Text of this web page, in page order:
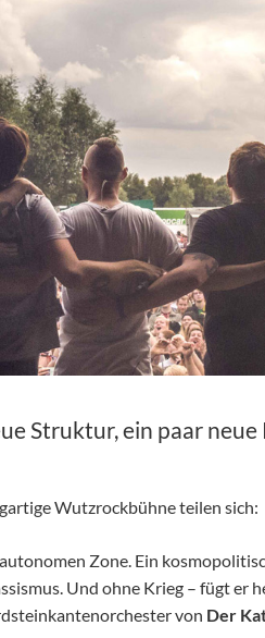
Struktur, ein paar
Wutzrockbühne teilen sich:
Zone. Ein
Und ohne Krieg – fügt er
von Der